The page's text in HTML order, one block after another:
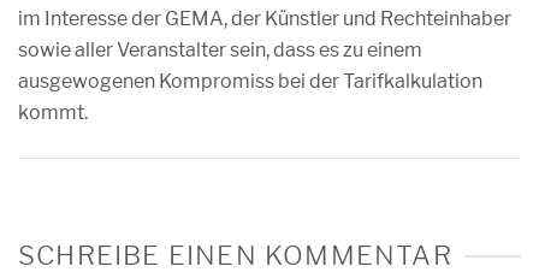
im Interesse der GEMA, der Künstler und Rechteinhaber
sowie aller Veranstalter sein, dass es zu einem
ausgewogenen Kompromiss bei der Tarifkalkulation
kommt.
SCHREIBE EINEN KOMMENTAR